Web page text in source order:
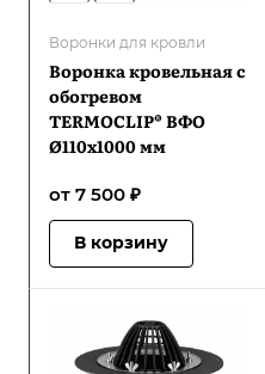
Воронки для кровли
Воронка кровельная с
обогревом
TERMOCLIP® ВФО
Ø110х1000 мм
от 7 500 ₽
В корзину